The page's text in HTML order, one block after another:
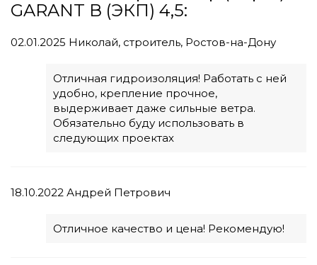
GARANT В (ЭКП) 4,5:
02.01.2025 Николай, строитель, Ростов-на-Дону
Отличная гидроизоляция! Работать с ней
удобно, крепление прочное,
выдерживает даже сильные ветра.
Обязательно буду использовать в
следующих проектах
18.10.2022 Андрей Петрович
Отличное качество и цена! Рекомендую!